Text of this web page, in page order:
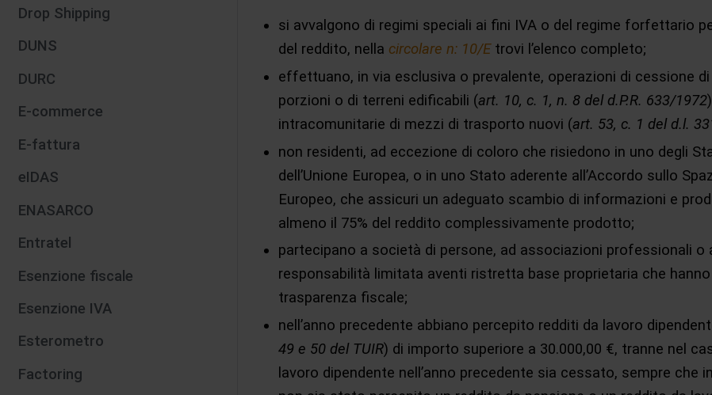
Drop Shipping
DUNS
DURC
E-commerce
E-fattura
eIDAS
ENASARCO
Entratel
Esenzione fiscale
Esenzione IVA
Esterometro
Factoring
si avvalgono di regimi speciali ai fini IVA o del regime forfettario
del reddito, nella circolare n: 10/Etrovi l’elenco completo;
effettuano, in via esclusiva o prevalente, operazioni di cessione
porzioni o di terreni edificabili (art. 10, c. 1, n. 8 del d.P.R. 633/1972
intracomunitarie di mezzi di trasporto nuovi (art. 53, c. 1 del d.l.
non residenti, ad eccezione di coloro che risiedono in uno degli
dell’Unione Europea, o in uno Stato aderente all’Accordo sullo
Europeo, che assicuri un adeguato scambio di informazioni e
almeno il 75% del reddito complessivamente prodotto;
partecipano a società di persone, ad associazioni professionali o
responsabilità limitata aventi ristretta base proprietaria che
trasparenza fiscale;
nell’anno precedente abbiano percepito redditi da lavoro
49 e 50 del TUIR) di importo superiore a 30.000,00 €, tranne nel
lavoro dipendente nell’anno precedente sia cessato, sempre che